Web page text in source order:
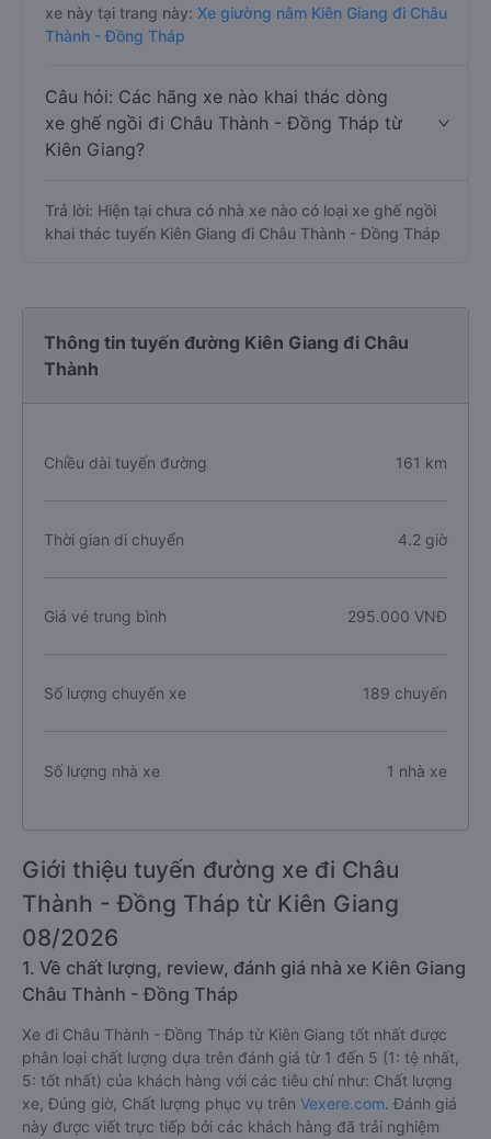
xe này tại trang này: Xe giường nằm Kiên Giang đi Châu
Thành - Đồng Tháp
Câu hỏi: Các hãng xe nào khai thác dòng
xe ghế ngồi đi Châu Thành - Đồng Tháp từ
Kiên Giang?
Trả lời: Hiện tại chưa có nhà xe nào có loại xe ghế ngồi
khai thác tuyến Kiên Giang đi Châu Thành - Đồng Tháp
Thông tin tuyến đường Kiên Giang đi Châu
Thành
Chiều dài tuyến đường 161 km
Thời gian di chuyển 4.2 giờ
Giá vé trung bình 295.000 VNĐ
Số lượng chuyến xe 189 chuyến
Số lượng nhà xe 1 nhà xe
Giới thiệu tuyến đường xe đi Châu
Thành - Đồng Tháp từ Kiên Giang
08/2026
1. Về chất lượng, review, đánh giá nhà xe Kiên Giang
Châu Thành - Đồng Tháp
Xe đi Châu Thành - Đồng Tháp từ Kiên Giang tốt nhất được
phân loại chất lượng dựa trên đánh giá từ 1 đến 5 (1: tệ nhất,
5: tốt nhất) của khách hàng với các tiêu chí như: Chất lượng
xe, Đúng giờ, Chất lượng phục vụ trên Vexere.com. Đánh giá
này được viết trực tiếp bởi các khách hàng đã trải nghiệm